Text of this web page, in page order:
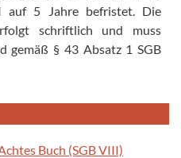
auf 5 Jahre befristet. Die
schriftlich und muss
gemäß § 43 Absatz 1 SGB
Buch (SGB VIII)